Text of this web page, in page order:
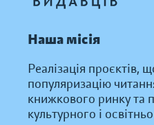
Наша місія
Реалізація проєктів,
популяризацію
книжкового ринку та
культурного і